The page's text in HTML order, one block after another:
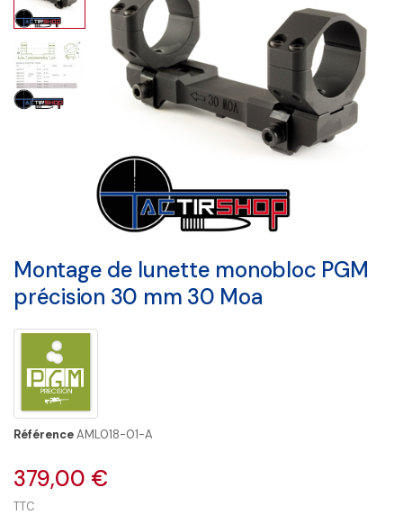
Montage de lunette monobloc PGM
précision 30 mm 30 Moa
RéférenceAML018-01-A
379,00 €
TTC